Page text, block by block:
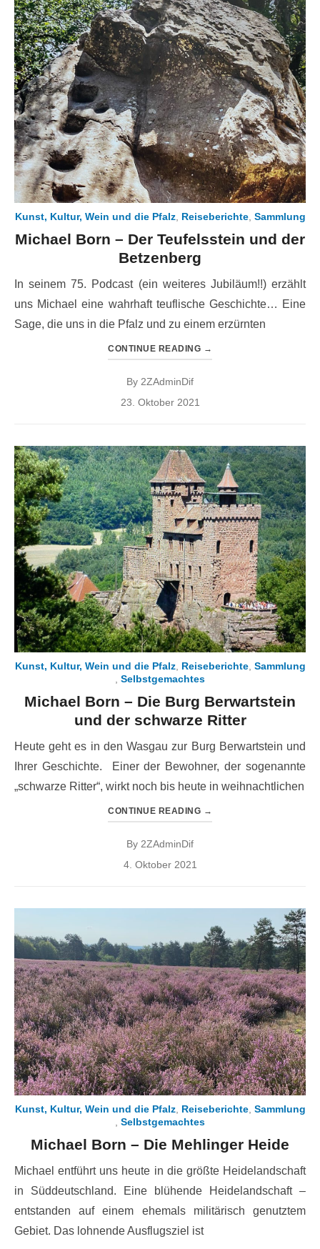
Kunst, Kultur, Wein und die Pfalz, Reiseberichte, Sammlung
Michael Born – Der Teufelsstein und der
Betzenberg
In seinem 75. Podcast (ein weiteres Jubiläum!!) erzählt
uns Michael eine wahrhaft teuflische Geschichte… Eine
Sage, die uns in die Pfalz und zu einem erzürnten
CONTINUE READING →
By 2ZAdminDif
Posted
23. Oktober 2021
Kunst, Kultur, Wein und die Pfalz, Reiseberichte, Sammlung
, Selbstgemachtes
Michael Born – Die Burg Berwartstein
und der schwarze Ritter
Heute geht es in den Wasgau zur Burg Berwartstein und
Ihrer Geschichte. Einer der Bewohner, der sogenannte
„schwarze Ritter“, wirkt noch bis heute in weihnachtlichen
CONTINUE READING →
By 2ZAdminDif
Posted
4. Oktober 2021
Kunst, Kultur, Wein und die Pfalz, Reiseberichte, Sammlung
Selbstgemachtes
Michael Born – Die Mehlinger Heide
Michael entführt uns heute in die größte Heidelandschaft
in Süddeutschland. Eine blühende Heidelandschaft –
entstanden auf einem ehemals militärisch genutztem
Gebiet. Das lohnende Ausflugsziel ist